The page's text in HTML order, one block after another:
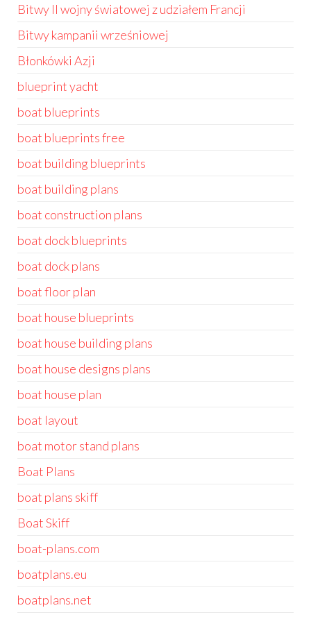
Bitwy II wojny światowej z udziałem Francji
Bitwy kampanii wrześniowej
Błonkówki Azji
blueprint yacht
boat blueprints
boat blueprints free
boat building blueprints
boat building plans
boat construction plans
boat dock blueprints
boat dock plans
boat floor plan
boat house blueprints
boat house building plans
boat house designs plans
boat house plan
boat layout
boat motor stand plans
Boat Plans
boat plans skiff
Boat Skiff
boat-plans.com
boatplans.eu
boatplans.net